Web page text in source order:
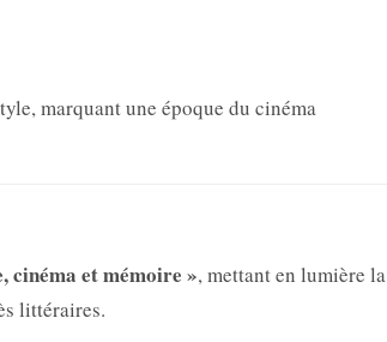
marquant une époque du cinéma
cinéma et mémoire », mettant en lumière la
littéraires.